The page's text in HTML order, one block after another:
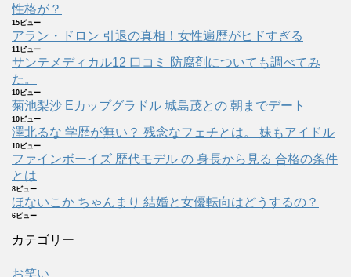
性格が？
15ビュー
アラン・ドロン 引退の真相！女性遍歴がヒドすぎる
11ビュー
サンテメディカル12 口コミ 防腐剤についても調べてみ
た。
10ビュー
菊池梨沙 Eカップグラドル 城島茂との 朝までデート
10ビュー
澤北るな 学歴が無い？ 残念なフェチとは。 妹もアイドル
10ビュー
ファインボーイズ 歴代モデル の 身長から見る 合格の条件
とは
8ビュー
ほないこか ちゃんまり 結婚と女優転向はどうするの？
6ビュー
カテゴリー
お笑い